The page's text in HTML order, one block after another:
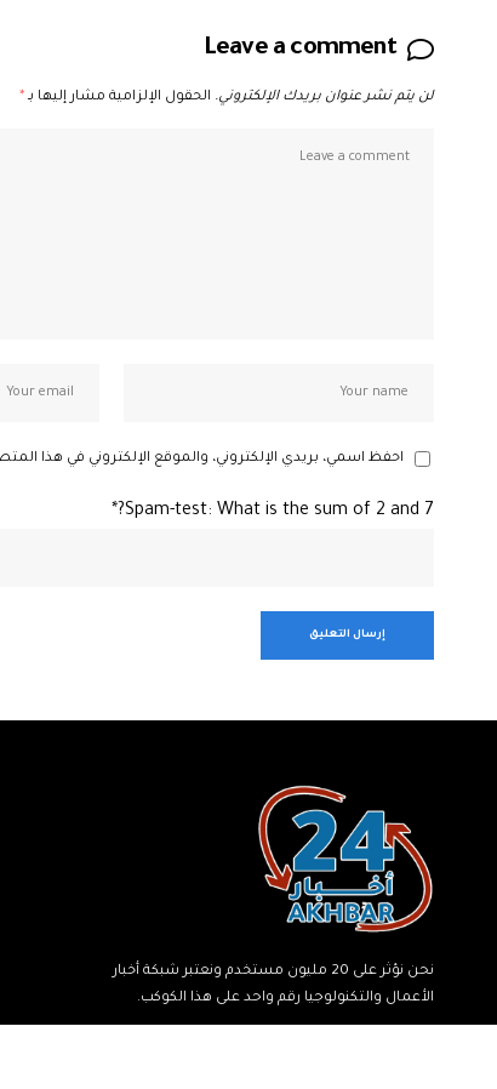
Leave a comment
لن يتم نشر عنوان بريدك الإلكتروني. الحقول الإلزامية مشار إليها بـ*
احفظ اسمي، بريدي الإلكتروني، والموقع الإلكتروني في هذا
Spam-test: What is the sum of 2 and 7?*
نحن نؤثر على 20 مليون مستخدم ونعتبر شبكة أخبار
الأعمال والتكنولوجيا رقم واحد على هذا الكوكب.